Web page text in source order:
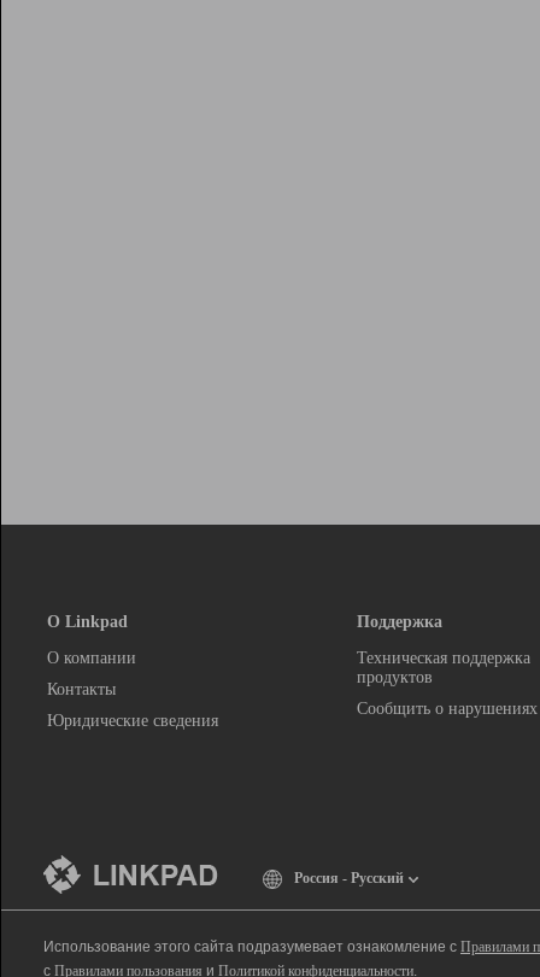
О Linkpad
О компании
Контакты
Юридические сведения
Поддержка
Техническая поддержка
продуктов
Сообщить о нарушениях
Россия - Русский
Использование этого сайта подразумевает ознакомление с Правилами
с Правилами пользования и Политикой конфиденциальности.